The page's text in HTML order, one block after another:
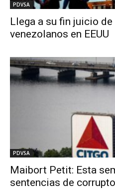
PDVSA
Llega a su fin juicio
venezolanos en EEUU
PDVSA
Maibort Petit: Esta
sentencias de